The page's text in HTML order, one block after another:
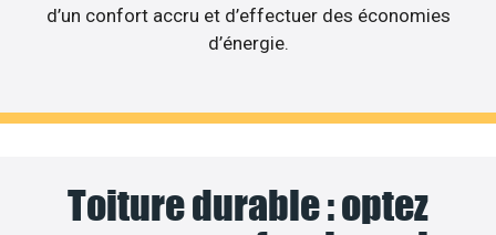
d’un confort accru et d’effectuer des économies
d’énergie.
Toiture durable : optez